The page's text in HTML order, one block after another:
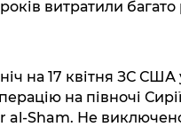
витратили
на 17 квітня ЗС США
на півночі
al-Sham. Не